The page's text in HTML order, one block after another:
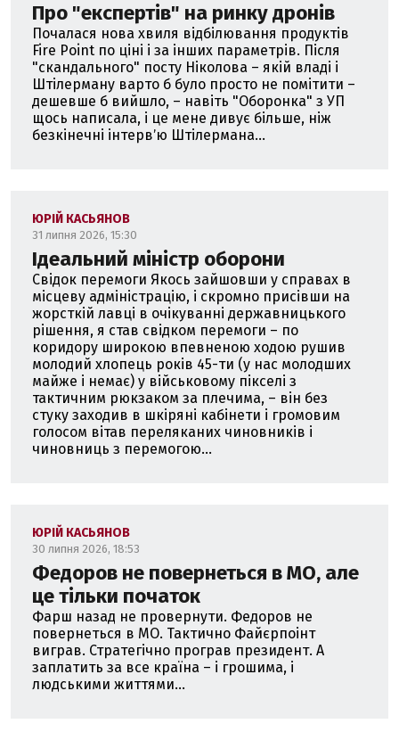
Про "експертів" на ринку дронів
Почалася нова хвиля відбілювання продуктів
Fire Point по ціні і за інших параметрів. Після
"скандального" посту Ніколова – якій владі і
Штілерману варто б було просто не помітити –
дешевше б вийшло, – навіть "Оборонка" з УП
щось написала, і це мене дивує більше, ніж
безкінечні інтервʼю Штілермана...
ЮРІЙ КАСЬЯНОВ
31 липня 2026, 15:30
Ідеальний міністр оборони
Свідок перемоги Якось зайшовши у справах в
місцеву адміністрацію, і скромно присівши на
жорсткій лавці в очікуванні державницького
рішення, я став свідком перемоги – по
коридору широкою впевненою ходою рушив
молодий хлопець років 45-ти (у нас молодших
майже і немає) у військовому пікселі з
тактичним рюкзаком за плечима, – він без
стуку заходив в шкіряні кабінети і громовим
голосом вітав переляканих чиновників і
чиновниць з перемогою...
ЮРІЙ КАСЬЯНОВ
30 липня 2026, 18:53
Федоров не повернеться в МО, але
це тільки початок
Фарш назад не провернути. Федоров не
повернеться в МО. Тактично Файєрпоінт
виграв. Стратегічно програв президент. А
заплатить за все країна – і грошима, і
людськими життями...